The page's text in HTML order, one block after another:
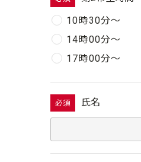
10時30分〜
14時00分〜
17時00分〜
必須 氏名